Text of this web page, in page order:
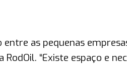
as pequenas
“Existe espaço e